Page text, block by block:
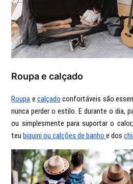
Roupa e calçado
Roupa ecalçado confortáveis são
nunca perder o estilo. E durante o dia,
ou simplesmente para suportar o
teubiquini ou calções de banhoe dos